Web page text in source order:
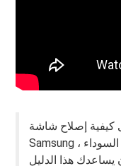
كيفية إصلاح شاشة
Samsung السوداء. عندما تقابل شاشة الموت السوداء ،